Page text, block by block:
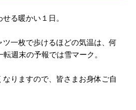
る暖かい１日。
一枚で歩けるほどの気温は、何
週末の予報では雪マーク。
なりますので、皆さまお身体ご自